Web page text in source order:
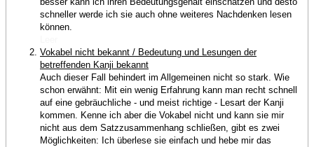
schneller werde ich sie auch ohne weiteres Nachdenken lesen
können.
Vokabel nicht bekannt / Bedeutung und Lesungen der
betreffenden Kanji bekannt
Auch dieser Fall behindert im Allgemeinen nicht so stark. Wie
schon erwähnt: Mit ein wenig Erfahrung kann man recht schnell
auf eine gebräuchliche - und meist richtige - Lesart der Kanji
kommen. Kenne ich aber die Vokabel nicht und kann sie mir
nicht aus dem Satzzusammenhang schließen, gibt es zwei
Möglichkeiten: Ich überlese sie einfach und hebe mir das